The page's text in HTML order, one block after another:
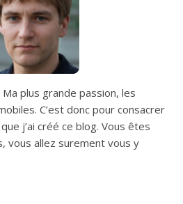
: Plateau : Le
en aluminium
grand
est construit
construction en
résistante à la
même les
plus lourds
avec précision et
toute sécurité, en
dans les virages,
stabilité et bonne
sur tous types
de surface
Ma plus grande passion, les
C’est donc pour consacrer
j’ai créé ce blog. Vous êtes
vous allez surement vous y